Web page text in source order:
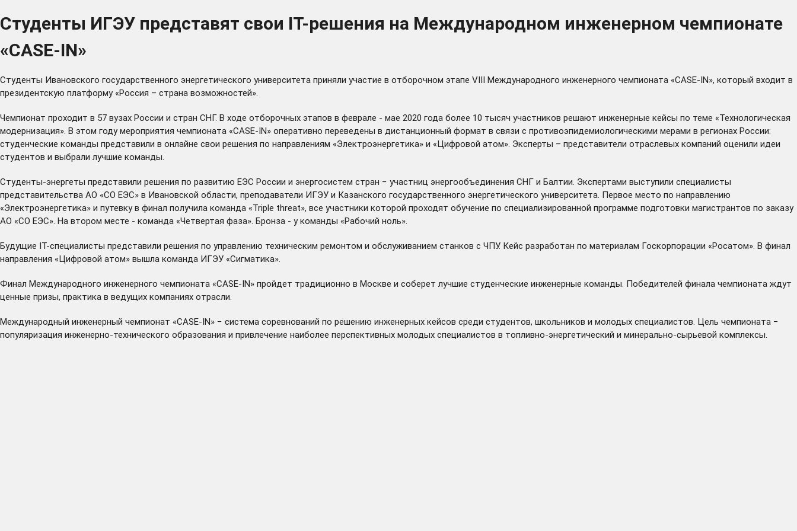
Студенты ИГЭУ представят свои IT-решения на Международном инженерном чемпионате
«CASE-IN»
Студенты Ивановского государственного энергетического университета приняли участие в отборочном этапе VIII Международного инженерного чемпионата «CASE-IN», который входит в
президентскую платформу «Россия – страна возможностей».
Чемпионат проходит в 57 вузах России и стран СНГ. В ходе отборочных этапов в феврале - мае 2020 года более 10 тысяч участников решают инженерные кейсы по теме «Технологическая
модернизация». В этом году мероприятия чемпионата «CASE-IN» оперативно переведены в дистанционный формат в связи с противоэпидемиологическими мерами в регионах России:
студенческие команды представили в онлайне свои решения по направлениям «Электроэнергетика» и «Цифровой атом». Эксперты – представители отраслевых компаний оценили идеи
студентов и выбрали лучшие команды.
Студенты-энергеты представили решения по развитию ЕЭС России и энергосистем стран − участниц энергообъединения СНГ и Балтии. Экспертами выступили специалисты
представительства АО «СО ЕЭС» в Ивановской области, преподаватели ИГЭУ и Казанского государственного энергетического университета. Первое место по направлению
«Электроэнергетика» и путевку в финал получила команда «Triple threat», все участники которой проходят обучение по специализированной программе подготовки магистрантов по заказу
АО «СО ЕЭС». На втором месте - команда «Четвертая фаза». Бронза - у команды «Рабочий ноль».
Будущие IT-специалисты представили решения по управлению техническим ремонтом и обслуживанием станков с ЧПУ. Кейс разработан по материалам Госкорпорации «Росатом». В финал
направления «Цифровой атом» вышла команда ИГЭУ «Сигматика».
Финал Международного инженерного чемпионата «CASE-IN» пройдет традиционно в Москве и соберет лучшие студенческие инженерные команды. Победителей финала чемпионата ждут
ценные призы, практика в ведущих компаниях отрасли.
Международный инженерный чемпионат «CASE-IN» − система соревнований по решению инженерных кейсов среди студентов, школьников и молодых специалистов. Цель чемпионата −
популяризация инженерно-технического образования и привлечение наиболее перспективных молодых специалистов в топливно-энергетический и минерально-сырьевой комплексы.